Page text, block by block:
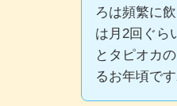
ろは頻繁に
は月2回ぐら
とタピオカ
るお年頃で